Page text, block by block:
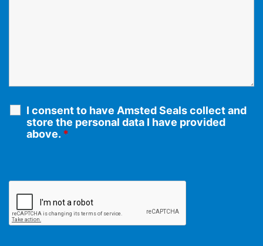
I consent to have Amsted Seals collect and
store the personal data I have provided
above. *